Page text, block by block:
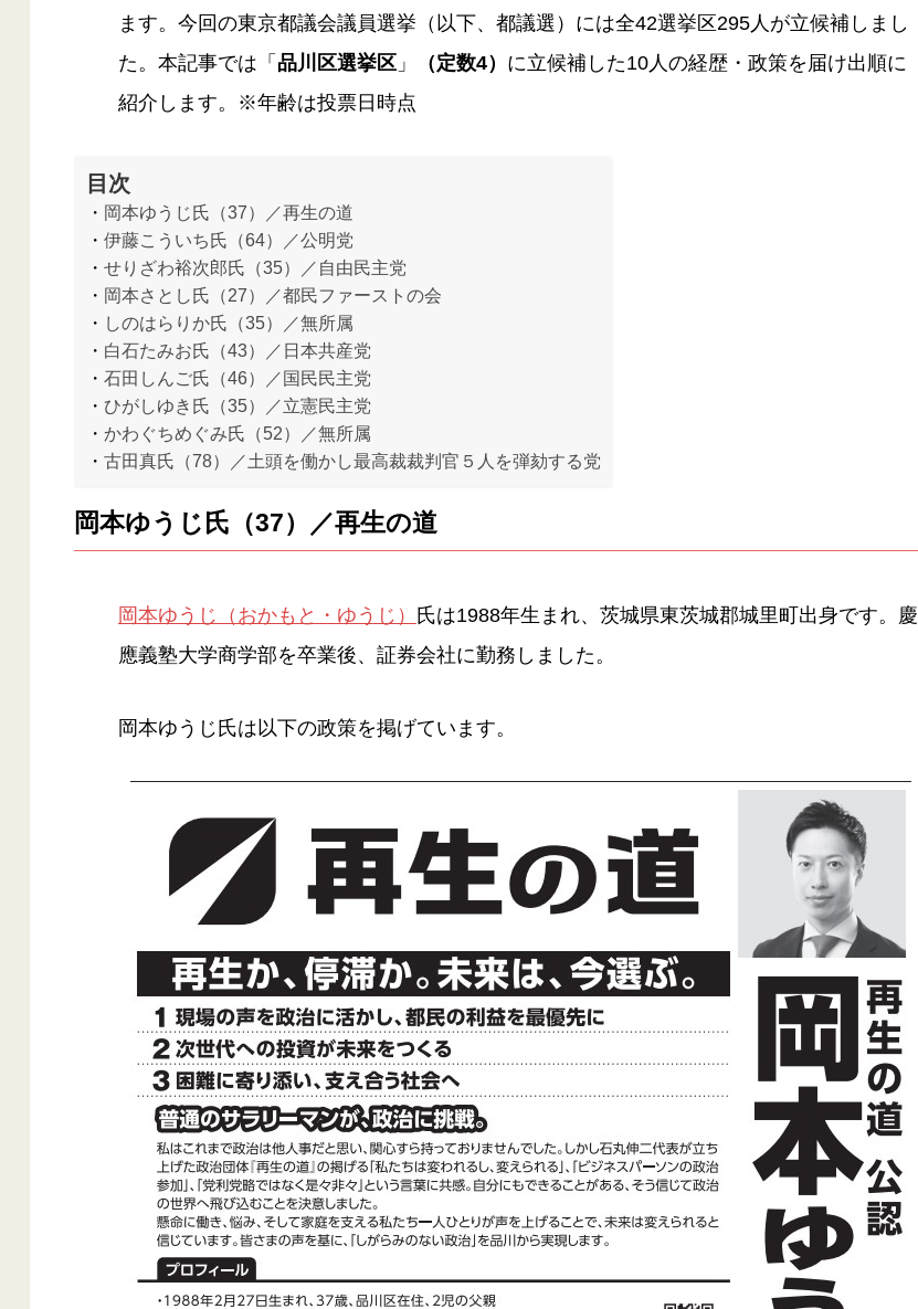
ます。今回の東京都議会議員選挙（以下、都議選）には全42選挙区295人が立候補しまし
た。本記事では「 品川区選挙区」 （定数4） に立候補した10人の経歴・政策を届け出順に
紹介します。※年齢は投票日時点
目次
岡本ゆうじ氏（37）／再生の道
伊藤こういち氏（64）／公明党
せりざわ裕次郎氏（35）／自由民主党
岡本さとし氏（27）／都民ファーストの会
しのはらりか氏（35）／無所属
白石たみお氏（43）／日本共産党
石田しんご氏（46）／国民民主党
ひがしゆき氏（35）／立憲民主党
かわぐちめぐみ氏（52）／無所属
古田真氏（78）／土頭を働かし最高裁裁判官５人を弾劾する党
岡本ゆうじ氏（37）／再生の道
岡本ゆうじ（おかもと・ゆうじ）
氏は1988年生まれ、茨城県東茨城郡城里町出身です。慶
應義塾大学商学部を卒業後、証券会社に勤務しました。
岡本ゆうじ氏は以下の政策を掲げています。